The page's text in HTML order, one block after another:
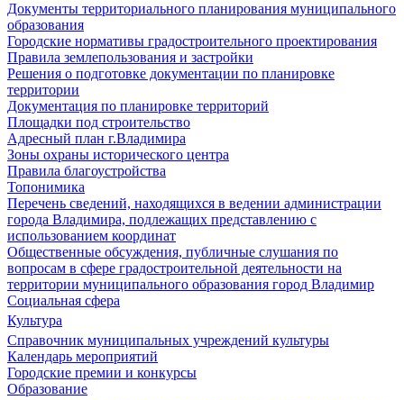
Документы территориального планирования муниципального
образования
Городские нормативы градостроительного проектирования
Правила землепользования и застройки
Решения о подготовке документации по планировке
территории
Документация по планировке территорий
Площадки под строительство
Адресный план г.Владимира
Зоны охраны исторического центра
Правила благоустройства
Топонимика
Перечень сведений, находящихся в ведении администрации
города Владимира, подлежащих представлению с
использованием координат
Общественные обсуждения, публичные слушания по
вопросам в сфере градостроительной деятельности на
территории муниципального образования город Владимир
Социальная сфера
Культура
Справочник муниципальных учреждений культуры
Календарь мероприятий
Городские премии и конкурсы
Образование